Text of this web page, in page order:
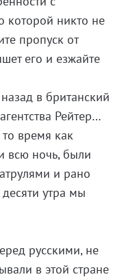
которой никто не
пропуск от
его и езжайте
в британский
Рейтер…
время как
всю ночь, были
и рано
утра мы
русскими, не
в этой стране